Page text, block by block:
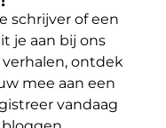
schrijver of een
je aan bij ons
ontdek
mee aan een
vandaag